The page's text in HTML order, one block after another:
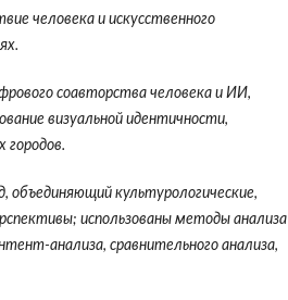
человека и искусственного
соавторства человека и ИИ,
визуальной идентичности,
городов.
объединяющий культурологические,
использованы методы анализа
анализа, сравнительного анализа,